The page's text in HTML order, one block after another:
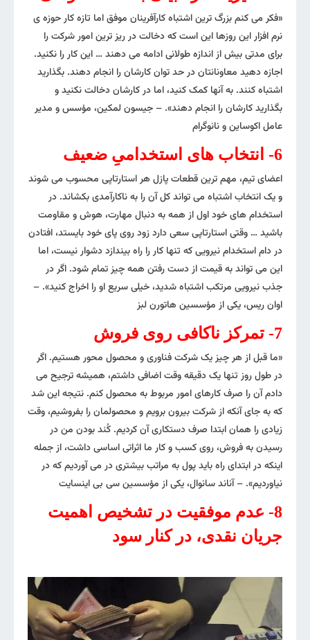
«فکر می کنم بزرگ ترین اشتباه کارآفرینان موفق اما تازه کار حوزه ی
نرم افزار این روزها این است که دخالت در ریز ترین امور شرکت را
برای مدتی بیش از اندازه طولانی ادامه می دهند … این کار را نکنید.
اجازه دهید معاونانتان در حد توان کارشان را انجام دهند. بگذارید
اشتباه کنند. به آنها کمک کنید، اما در کارشان دخالت نکنید و
بگذارید کارشان را انجام دهند». – جیسون لمکین، مؤسس و مدیر
عامل اکوساین و نانوگرام
6- انتخاب های استخدامیِ ضعیف
اعضای تیم، مهم ترین قطعات پازل هر استارتاپی محسوب می شوند
و یک انتخاب اشتباه می تواند کل آن را به ناکارآمدی بکشاند. در
استخدام های خود اول از همه به دنبال مهارت، هوش و مقاومت
باشید … وقتی استارتاپی سعی دارد زود روی پای خود بایستد، افتادن
در دام استخدام نیرویی که تنها کار را راه بیندازد دشوار نیست، اما
این می تواند به قیمت از دست رفتن همه چیز تمام شود. اگر در
جذب نیرویی مرتکب اشتباه شدید، خیلی سریع او را اخراج کنید». –
اوان ریس، یکی از مؤسسین هاتورن لبز
7- تمرکز ناکافی روی فروش
«ما قبل از هر چیز یک شرکت فناوری و محصول محور هستیم. اگر
در طول روز تنها یک دقیقه وقت اضافی داشتم، همیشه ترجیح می
دادم آن را صرف کارهای امور مربوط به محصول کنم. نتیجه این شد
که به جای آنکه از شرکت بیرون برویم و محصولمان را بفروشیم، وقت
زیادی را همان ابتدا صرف دستکاری آن کردیم. کُند بودن من در
رسیدن به فروش، روی کسب و کار ما اثراتی اساسی داشت، از جمله
اینکه در ابتدای راه باید پول به مراتب بیشتری در می آوردیم که در
نیاوردیم». – آناند سانوال، یکی از مؤسسین سی بی اینسایت
8- عدم موفقیت در تشخیص اهمیت
جریان نقدی، در کنار سود